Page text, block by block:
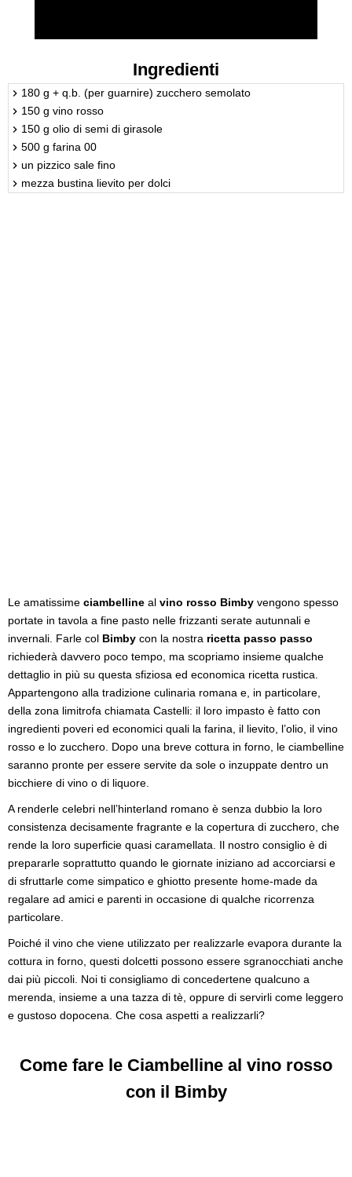
Ingredienti
180 g + q.b. (per guarnire) zucchero semolato
150 g vino rosso
150 g olio di semi di girasole
500 g farina 00
un pizzico sale fino
mezza bustina lievito per dolci
Le amatissime ciambelline al vino rosso Bimby vengono spesso
portate in tavola a fine pasto nelle frizzanti serate autunnali e
invernali. Farle col Bimby con la nostra ricetta passo passo
richiederà davvero poco tempo, ma scopriamo insieme qualche
dettaglio in più su questa sfiziosa ed economica ricetta rustica.
Appartengono alla tradizione culinaria romana e, in particolare,
della zona limitrofa chiamata Castelli: il loro impasto è fatto con
ingredienti poveri ed economici quali la farina, il lievito, l’olio, il vino
rosso e lo zucchero. Dopo una breve cottura in forno, le ciambelline
saranno pronte per essere servite da sole o inzuppate dentro un
bicchiere di vino o di liquore.
A renderle celebri nell’hinterland romano è senza dubbio la loro
consistenza decisamente fragrante e la copertura di zucchero, che
rende la loro superficie quasi caramellata. Il nostro consiglio è di
prepararle soprattutto quando le giornate iniziano ad accorciarsi e
di sfruttarle come simpatico e ghiotto presente home-made da
regalare ad amici e parenti in occasione di qualche ricorrenza
particolare.
Poiché il vino che viene utilizzato per realizzarle evapora durante la
cottura in forno, questi dolcetti possono essere sgranocchiati anche
dai più piccoli. Noi ti consigliamo di concedertene qualcuno a
merenda, insieme a una tazza di tè, oppure di servirli come leggero
e gustoso dopocena. Che cosa aspetti a realizzarli?
Come fare le Ciambelline al vino rosso
con il Bimby